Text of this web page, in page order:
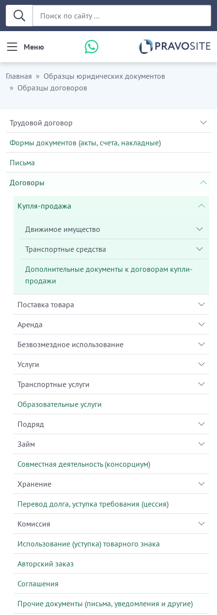
Меню
Главная
Образцы юридических документов
Образцы договоров
Трудовой договор
Формы документов (акты, счета, накладные)
Письма
Договоры
Купля-продажа
Движимое имущество
Транспортные средства
Дополнительные документы к договорам купли-
продажи
Поставка товара
Аренда
Безвозмездное использование
Услуги
Транспортные услуги
Образовательные услуги
Подряд
Займ
Совместная деятельность (консорциум)
Хранение
Перевод долга, уступка требования (цессия)
Комиссия
Использование (уступка) товарного знака
Авторский заказ
Соглашения
Прочие документы (письма, уведомления и другие)